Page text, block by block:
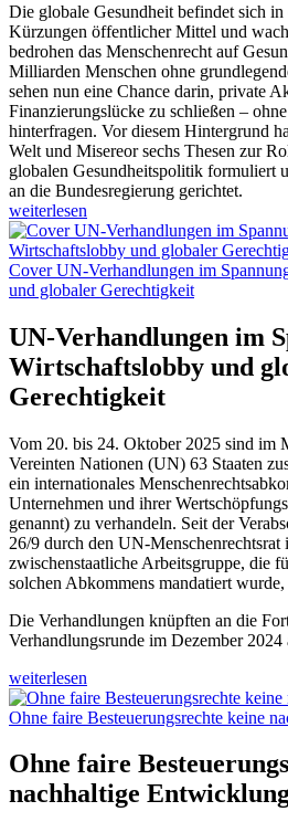
Die globale Gesundheit befindet sich
Kürzungen öffentlicher Mittel und
bedrohen das Menschenrecht auf
Milliarden Menschen ohne
sehen nun eine Chance darin, private
Finanzierungslücke zu schließen –
hinterfragen. Vor diesem Hintergrund
Welt und Misereor sechs Thesen zur
globalen Gesundheitspolitik formuliert
an die Bundesregierung gerichtet.
weiterlesen
Cover UN-Verhandlungen im
und globaler Gerechtigkeit
UN-Verhandlungen im
Wirtschaftslobby und
Gerechtigkeit
Vom 20. bis 24. Oktober 2025 sind im
Vereinten Nationen (UN) 63 Staaten
ein internationales
Unternehmen und ihrer
genannt) zu verhandeln. Seit der
26/9 durch den UN-Menschenrechtsrat
zwischenstaatliche Arbeitsgruppe, die
solchen Abkommens mandatiert
Die Verhandlungen knüpften an die
Verhandlungsrunde im Dezember
weiterlesen
Ohne faire Besteuerungsrechte keine
Ohne faire
nachhaltige